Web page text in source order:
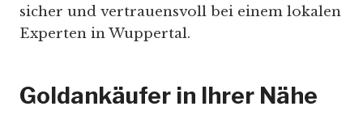
sicher und vertrauensvoll bei einem lokalen
Experten in Wuppertal.
Goldankäufer in Ihrer Nähe